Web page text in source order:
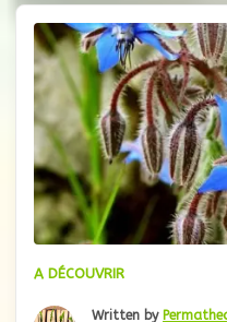
engagées. Ils ont
fiches descriptives
A DÉCOUVRIR
Written by